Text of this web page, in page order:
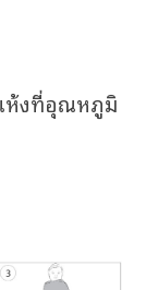
ห้งที่อุณหภูมิ